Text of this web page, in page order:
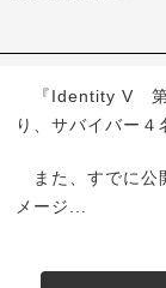
『Identity V 第
り、サバイバー４
また、すでに公
メージ...